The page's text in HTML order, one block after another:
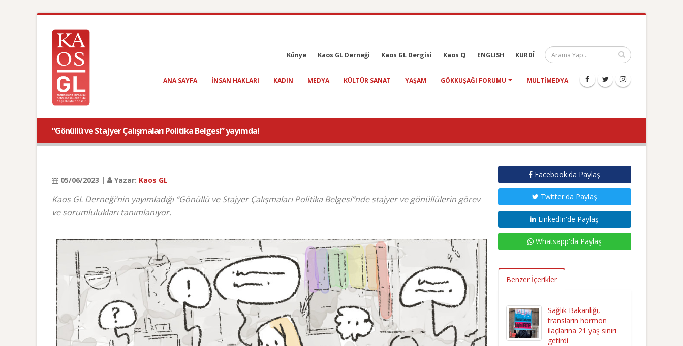
Künye Kaos GL Derneği Kaos GL Dergisi Kaos Q ENGLISH KURDÎ
ANA SAYFA INSAN HAKLARI KADIN MEDYA KÜLTÜR SANAT YAŞAM GÖKKUŞAĞI FORUMU MULTIMEDYA
“Gönüllü ve Stajyer Çalışmaları Politika Belgesi” yayımda!
05/06/2023 | Yazar: Kaos GL
Kaos GL Derneği’nin yayımladığı “Gönüllü ve Stajyer Çalışmaları Politika Belgesi”nde stajyer ve gönüllülerin görev
ve sorumlulukları tanımlanıyor.
Facebook'da Paylaş
Twitter'da Paylaş
LinkedIn'de Paylaş
Whatsapp'da Paylaş
Benzer İçerikler
Sağlık Bakanlığı,
transların hormon
ilaçlarına 21 yaş sınırı
getirdi